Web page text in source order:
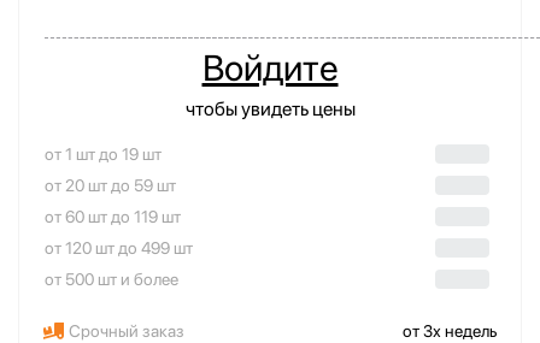
Войдите
чтобы увидеть цены
от 1 шт до 19 шт
от 20 шт до 59 шт
от 60 шт до 119 шт
от 120 шт до 499 шт
от 500 шт и более
Срочный заказ
от 3х недель